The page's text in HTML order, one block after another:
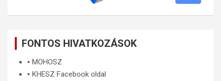
FONTOS HIVATKOZÁSOK
🞄 MOHOSZ
🞄 KHESZ Facebook oldal